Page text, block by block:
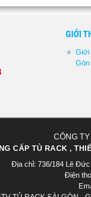
GIỚI
Giới
Gòn
CÔNG
CẤP TỦ RACK ,
Địa chỉ: 736/184 Lê
Điện